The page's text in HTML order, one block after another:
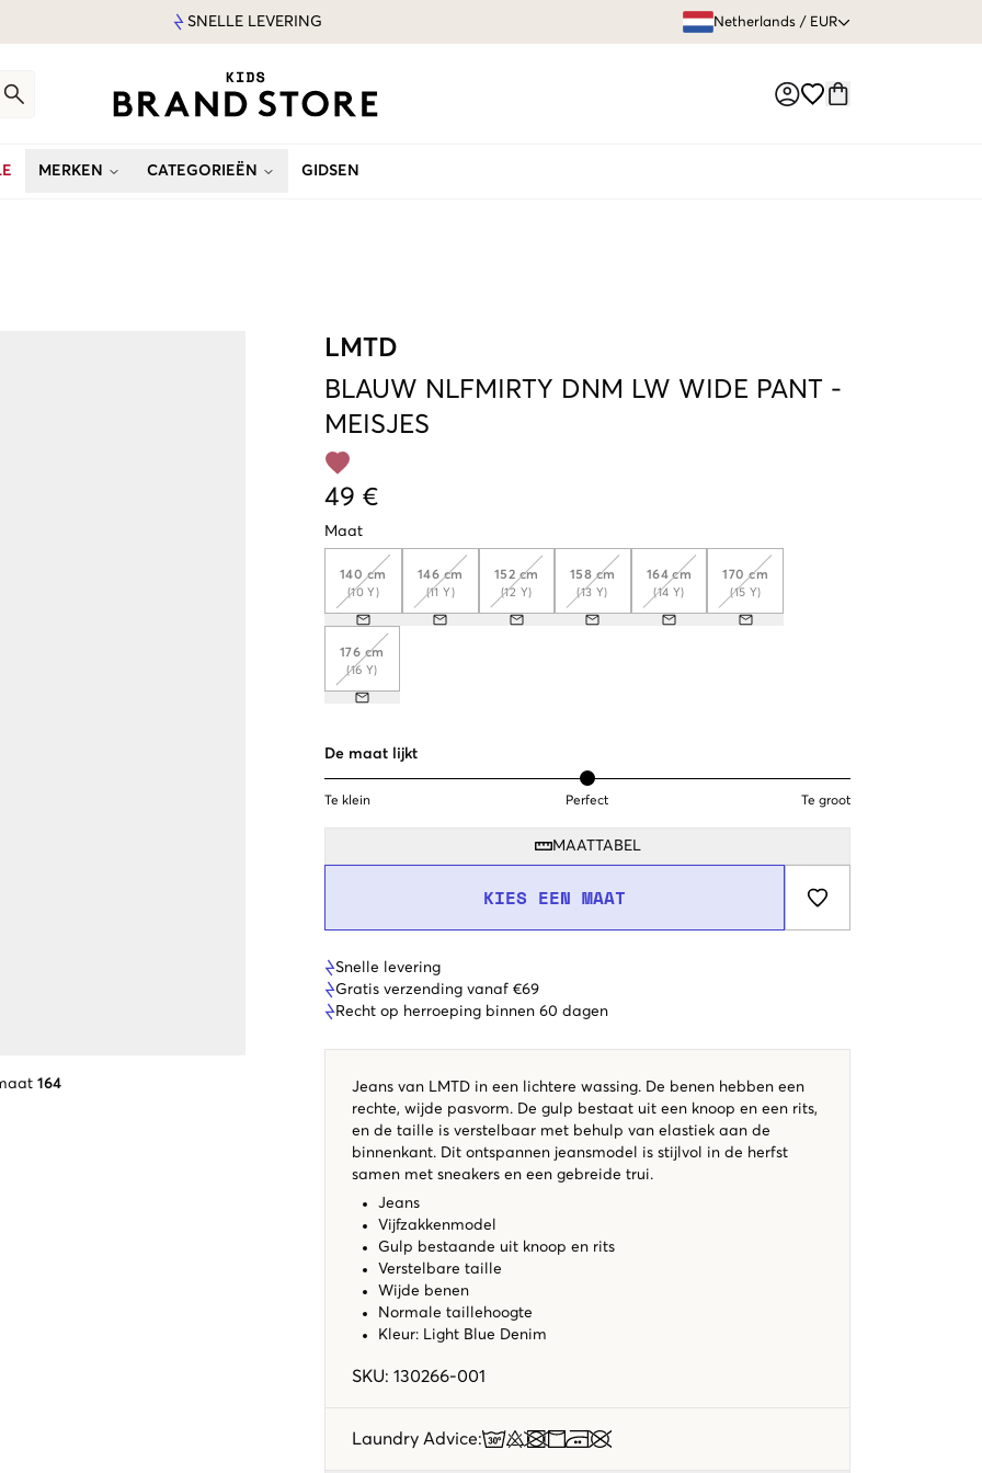
SNELLE LEVERING Netherlands / EUR
MERKEN CATEGORIEËN GIDSEN
164
LMTD
BLAUW NLFMIRTY DNM LW WIDE PANT -
MEISJES
49 €
Maat
140 cm
(10 Y)
146 cm
(11 Y)
152 cm
(12 Y)
158 cm
(13 Y)
164 cm
(14 Y)
170 cm
(15 Y)
176 cm
(16 Y)
De maat lijkt
Te klein Perfect Te groot
MAATTABEL
KIES EEN MAAT
Snelle levering
Gratis verzending vanaf €69
Recht op herroeping binnen 60 dagen
Jeans van LMTD in een lichtere wassing. De benen hebben een
rechte, wijde pasvorm. De gulp bestaat uit een knoop en een rits,
en de taille is verstelbaar met behulp van elastiek aan de
binnenkant. Dit ontspannen jeansmodel is stijlvol in de herfst
samen met sneakers en een gebreide trui.
Jeans
Vijfzakkenmodel
Gulp bestaande uit knoop en rits
Verstelbare taille
Wijde benen
Normale taillehoogte
Kleur: Light Blue Denim
SKU: 130266-001
Laundry Advice: